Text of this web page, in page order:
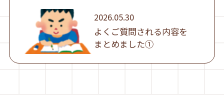
2026.05.30
よくご質問される内容を
まとめました①